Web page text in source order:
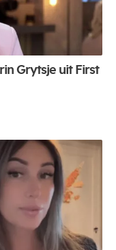
Grytsje uit First